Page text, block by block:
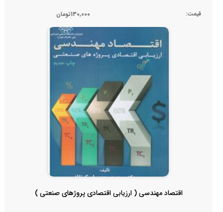
قیمت: 130,000تومان
اقتصاد مهندسی ( ارزیابی اقتصادی پروژهای صنعتی )